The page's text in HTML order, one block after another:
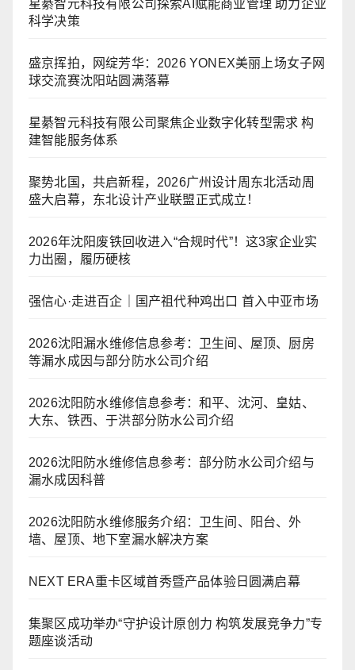
星綦智元科技有限公司探索AI赋能商业管理 助力企业
科学决策
盛京挥拍，网绽芳华：2026 YONEX美丽上场女子网
球交流赛沈阳站圆满落幕
星綦智元科技有限公司聚焦企业数字化转型需求 构
建智能服务体系
聚势北国，共启新程，2026广州设计周东北活动周
盛大启幕，东北设计产业联盟正式成立！
2026年沈阳废铁回收进入“合规时代”！这3家企业实
力出圈，履历硬核
强信心·走进百企｜国产祖代种鸡出口 首入中亚市场
2026沈阳漏水维修信息参考：卫生间、屋顶、厨房
等漏水成因与部分防水公司介绍
2026沈阳防水维修信息参考：和平、沈河、皇姑、
大东、铁西、于洪部分防水公司介绍
2026沈阳防水维修信息参考：部分防水公司介绍与
漏水成因科普
2026沈阳防水维修服务介绍：卫生间、阳台、外
墙、屋顶、地下室漏水解决方案
NEXT ERA重卡区域首秀暨产品体验日圆满启幕
集聚区成功举办“守护设计原创力 构筑发展竞争力”专
题座谈活动